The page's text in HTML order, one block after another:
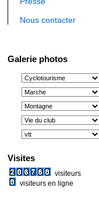
Nous contacter
Galerie photos
Visites
visiteurs
visiteurs en ligne